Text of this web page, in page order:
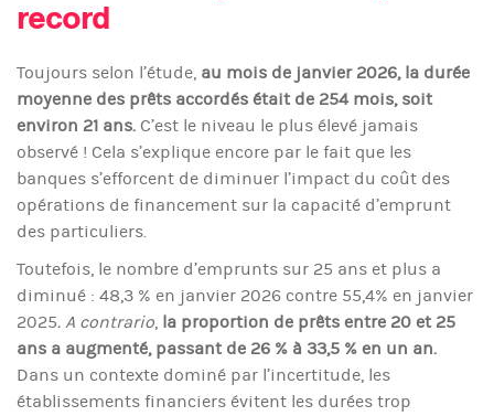
record
Toujours selon l’étude, au mois de janvier 2026, la durée
moyenne des prêts accordés était de 254 mois, soit
environ 21 ans. C’est le niveau le plus élevé jamais
observé ! Cela s’explique encore par le fait que les
banques s’efforcent de diminuer l’impact du coût des
opérations de financement sur la capacité d’emprunt
des particuliers.
Toutefois, le nombre d’emprunts sur 25 ans et plus a
diminué : 48,3 % en janvier 2026 contre 55,4% en janvier
2025. A contrario, la proportion de prêts entre 20 et 25
ans a augmenté, passant de 26 % à 33,5 % en un an.
Dans un contexte dominé par l’incertitude, les
établissements financiers évitent les durées trop